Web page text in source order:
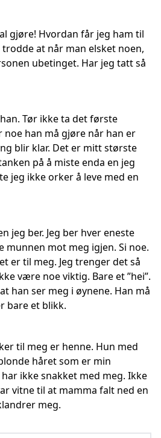
gjøre! Hvordan får jeg ham til
trodde at når man elsket noen,
ubetinget. Har jeg tatt så
Tør ikke ta det første
han må gjøre når han er
blir klar. Det er mitt største
på å miste enda en jeg
jeg ikke orker å leve med en
jeg ber. Jeg ber hver eneste
munnen mot meg igjen. Si noe.
er til meg. Jeg trenger det så
være noe viktig. Bare et ”hei”.
han ser meg i øynene. Han må
bare et blikk.
til meg er henne. Hun med
håret som er min
ikke snakket med meg. Ikke
vitne til at mamma falt ned en
meg.